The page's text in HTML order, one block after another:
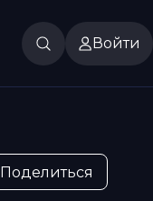
Войти
Поделиться